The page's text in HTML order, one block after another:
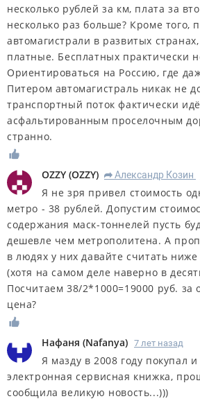
несколько рублей за км, плата за
несколько раз больше? Кроме того,
автомагистрали в развитых
платные. Бесплатных практически
Ориентироваться на Россию, где
Питером автомагистраль никак не
транспортный поток фактически
асфальтированным проселочным
странно.
OZZY (OZZY) R Александр Козин
Я не зря привел стоимость
метро - 38 рублей. Допустим
содержания маск-тоннелей пусть
дешевле чем метрополитена. А
в людях у них давайте считать ниже
(хотя на самом деле наверно в
Посчитаем 38/2*1000=19000 руб. за
цена?
Нафаня (Nafanya) 7 лет назад
Я мазду в 2008 году покупал
электронная сервисная книжка,
сообщила великую новость...)))